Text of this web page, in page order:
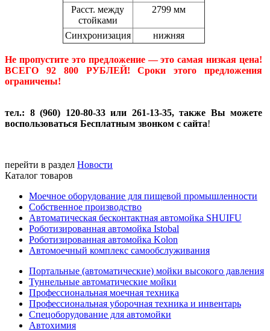
Расст. между
стойками
2799 мм
Синхронизация нижняя
Не пропустите это предложение — это самая низкая цена!
ВСЕГО 92 800 РУБЛЕЙ! Сроки этого предложения
ограничены!
тел.: 8 (960) 120-80-33 или 261-13-35, также Вы можете
воспользоваться Бесплатным звонком с сайта!
перейти в раздел Новости
Каталог товаров
Моечное оборудование для пищевой промышленности
Собственное производство
Автоматическая бесконтактная автомойка SHUIFU
Роботизированная автомойка Istobal
Роботизированная автомойка Kolon
Автомоечный комплекс самообслуживания
Портальные (автоматические) мойки высокого давления
Туннельные автоматические мойки
Профессиональная моечная техника
Профессиональная уборочная техника и инвентарь
Спецоборудование для автомойки
Автохимия